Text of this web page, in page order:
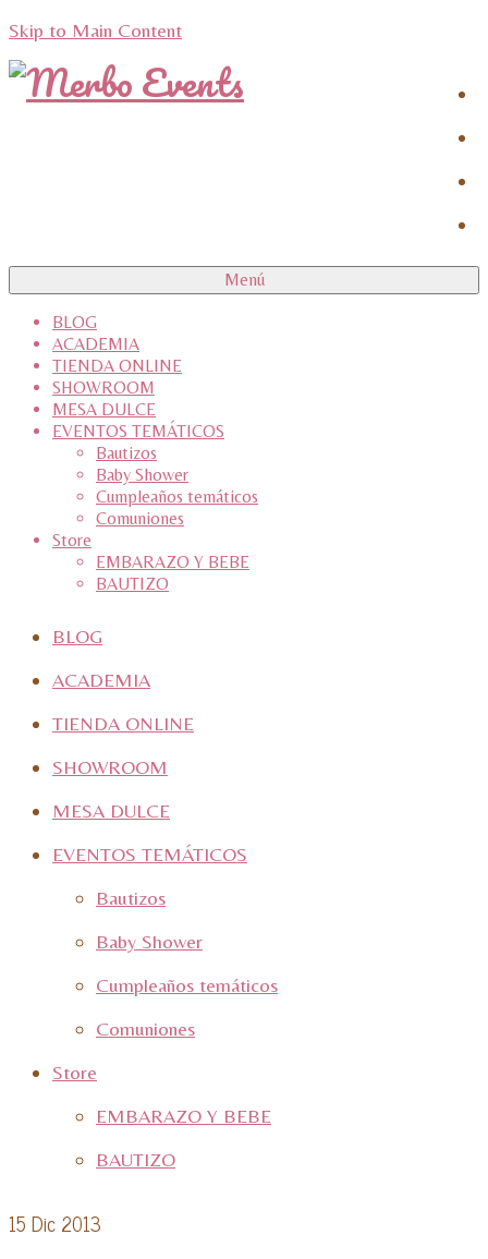
Skip to Main Content
Menú
BLOG
ACADEMIA
TIENDA ONLINE
SHOWROOM
MESA DULCE
EVENTOS TEMÁTICOS
Bautizos
Baby Shower
Cumpleaños temáticos
Comuniones
Store
EMBARAZO Y BEBE
BAUTIZO
BLOG
ACADEMIA
TIENDA ONLINE
SHOWROOM
MESA DULCE
EVENTOS TEMÁTICOS
Bautizos
Baby Shower
Cumpleaños temáticos
Comuniones
Store
EMBARAZO Y BEBE
BAUTIZO
15 Dic 2013